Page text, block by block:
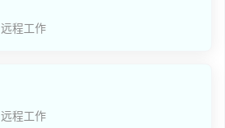
远程工作
远程工作